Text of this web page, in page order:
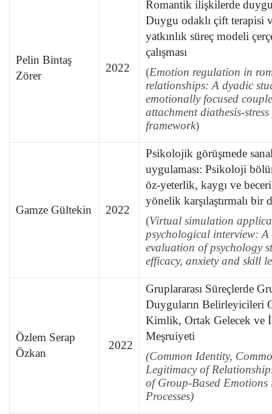
Pelin Bintaş
Zörer
2022
Romantik ilişkilerde
Duygu odaklı çift terapisi
yatkınlık süreç modeli
çalışması
(Emotion regulation in
relationships: A dyadic
emotionally focused
attachment diathesis-
framework)
Gamze Gültekin 2022
Psikolojik görüşmede
uygulaması: Psikoloji
öz-yeterlik, kaygı ve
yönelik karşılaştırmalı bir
(Virtual simulation
psychological interview:
evaluation of psychology
efficacy, anxiety and skill
Özlem Serap
Özkan
2022
Gruplararası Süreçlerde
Duyguların Belirleyicileri
Kimlik, Ortak Gelecek ve
Meşruiyeti
(Common Identity,
Legitimacy of
of Group-Based
Processes)